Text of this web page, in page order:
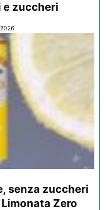
zuccheri
senza zuccheri
Zero